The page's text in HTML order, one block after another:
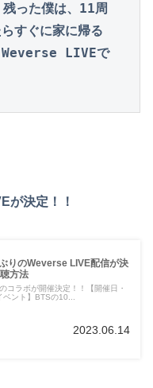
った僕は、11周
すぐに家に帰る
Weverse LIVEで
が決定！！
りのWeverse LIVE配信が決
方法
コラボが開催決定！！【開催日・
ベント】BTSの10...
2023.06.14